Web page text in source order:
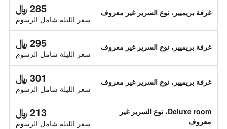
غرفة بريميير، نوع السرير غير معروف 285 ﷼
سعر الليلة شامل الرسوم
غرفة بريميير، نوع السرير غير معروف 295 ﷼
سعر الليلة شامل الرسوم
غرفة بريميير، نوع السرير غير معروف 301 ﷼
سعر الليلة شامل الرسوم
Deluxe room، نوع السرير غير
معروف
213 ﷼
سعر الليلة شامل الرسوم